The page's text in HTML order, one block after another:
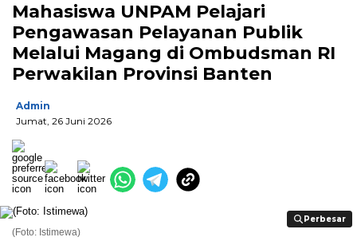
Mahasiswa UNPAM Pelajari
Pengawasan Pelayanan Publik
Melalui Magang di Ombudsman RI
Perwakilan Provinsi Banten
Admin
Jumat, 26 Juni 2026
Perbesar
Perbesar
(Foto: Istimewa)